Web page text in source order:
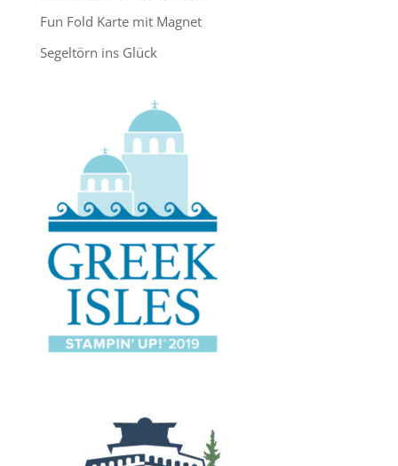
Fun Fold Karte mit Magnet
Segeltörn ins Glück